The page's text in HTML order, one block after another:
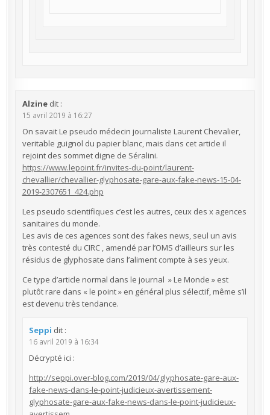
Alzine dit :
15 avril 2019 à 16:27
On savait Le pseudo médecin journaliste Laurent Chevalier,
veritable guignol du papier blanc, mais dans cet article il
rejoint des sommet digne de Séralini.
https://www.lepoint.fr/invites-du-point/laurent-
chevallier/chevallier-glyphosate-gare-aux-fake-news-15-04-
2019-2307651_424.php
Les pseudo scientifiques c’est les autres, ceux des x agences
sanitaires du monde.
Les avis de ces agences sont des fakes news, seul un avis
très contesté du CIRC , amendé par l’OMS d’ailleurs sur les
résidus de glyphosate dans l’aliment compte à ses yeux.
Ce type d’article normal dans le journal » Le Monde » est
plutôt rare dans « le point » en général plus sélectif, même s’il
est devenu très tendance.
Seppi dit :
16 avril 2019 à 16:34
Décrypté ici :
http://seppi.over-blog.com/2019/04/glyphosate-gare-aux-
fake-news-dans-le-point-judicieux-avertissement-
glyphosate-gare-aux-fake-news-dans-le-point-judicieux-